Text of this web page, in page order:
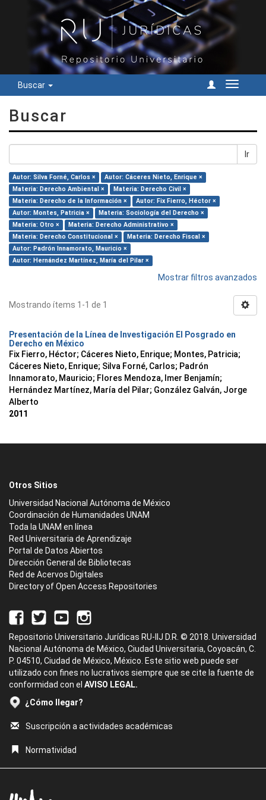
Buscar
Cambiar
Buscar
Ir
Autor: Silva Forné, Carlos ×
Autor: Cáceres Nieto, Enrique ×
Materia: Derecho Ambiental ×
Materia: Derecho Civil ×
Materia: Derecho de la Información ×
Autor: Fix Fierro, Héctor ×
Autor: Montes, Patricia ×
Materia: Sociología del Derecho ×
Materia: Otro ×
Materia: Derecho Administrativo ×
Materia: Derecho Constitucional ×
Materia: Derecho Fiscal ×
Autor: Padrón Innamorato, Mauricio ×
Autor: Hernández Martínez, María del Pilar ×
Mostrar filtros avanzados
Mostrando ítems 1-1 de 1
Presentación de la Línea de Investigación El Posgrado en
Derecho en México
Fix Fierro, Héctor; Cáceres Nieto, Enrique; Montes, Patricia;
Cáceres Nieto, Enrique; Silva Forné, Carlos; Padrón
Innamorato, Mauricio; Flores Mendoza, Imer Benjamín;
Hernández Martínez, María del Pilar; González Galván, Jorge
Alberto
2011
Otros Sitios
Universidad Nacional Autónoma de México
Coordinación de Humanidades UNAM
Toda la UNAM en línea
Red Universitaria de Aprendizaje
Portal de Datos Abiertos
Dirección General de Bibliotecas
Red de Acervos Digitales
Directory of Open Access Repositories
Repositorio Universitario Jurídicas RU-IIJ D.R. © 2018. Universidad
Nacional Autónoma de México, Ciudad Universitaria, Coyoacán, C.
P. 04510, Ciudad de México, México. Este sitio web puede ser
utilizado con fines no lucrativos siempre que se cite la fuente de
conformidad con el AVISO LEGAL.
¿Cómo llegar?
Suscripción a actividades académicas
Normatividad